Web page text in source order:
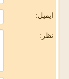
ایمیل:
نظر: